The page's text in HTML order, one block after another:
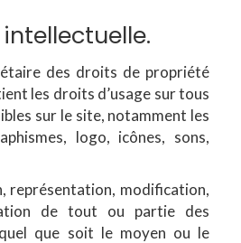
des droits de propriété
les droits d’usage sur tous
sur le site, notamment les
logo, icônes, sons,
représentation, modification,
de tout ou partie des
que soit le moyen ou le